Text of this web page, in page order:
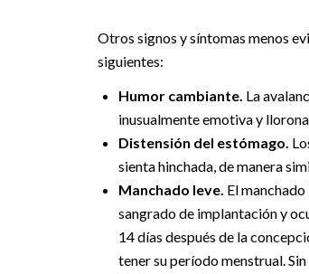
Otros signos y síntomas menos
siguientes:
Humor cambiante. La
inusualmente emotiva y
Distensión del estómago.
sienta hinchada, de manera
Manchado leve. El
sangrado de implantación y
14 días después de la
tener su período menstrual.